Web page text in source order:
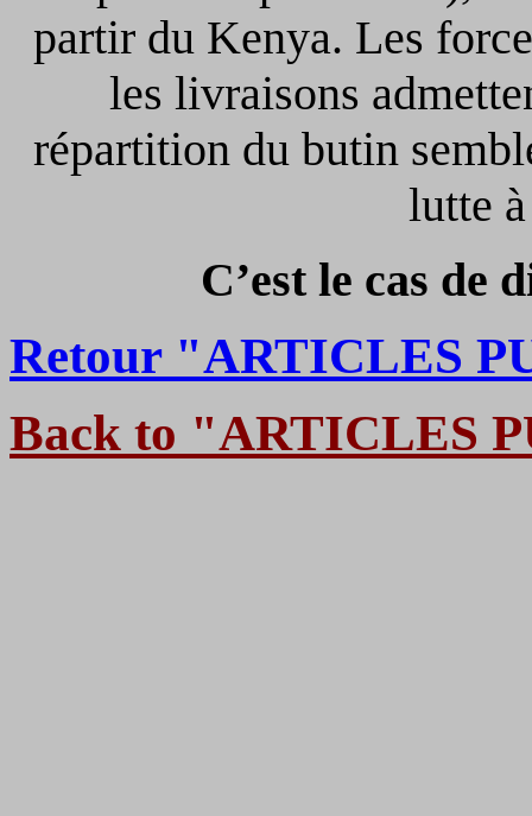
partir du Kenya. Les
les livraisons
répartition du butin
lutte
C’est le cas de
Retour "ARTICLES
Back to "ARTICLES